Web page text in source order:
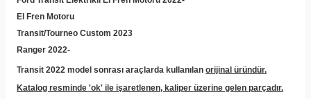
El Fren Motoru
Transit/Tourneo Custom 2023
Ranger 2022-
Transit 2022 model sonrası araçlarda kullanılan orijinal üründür.
Katalog resminde 'ok' ile işaretlenen, kaliper üzerine gelen parçadır.